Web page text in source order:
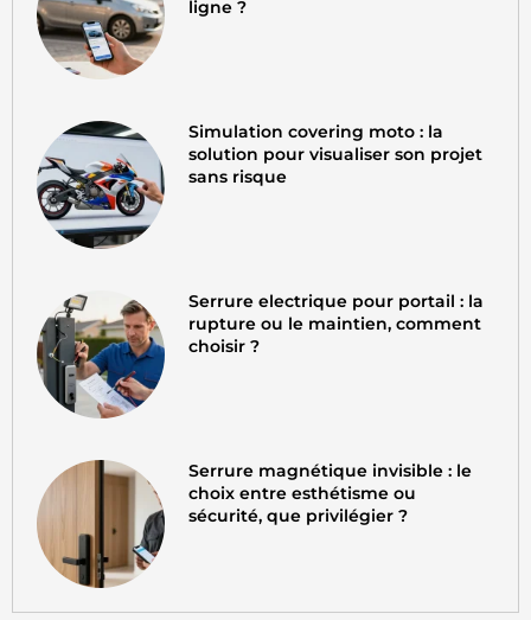
ligne ?
Simulation covering moto : la
solution pour visualiser son projet
sans risque
Serrure electrique pour portail : la
rupture ou le maintien, comment
choisir ?
Serrure magnétique invisible : le
choix entre esthétisme ou
sécurité, que privilégier ?